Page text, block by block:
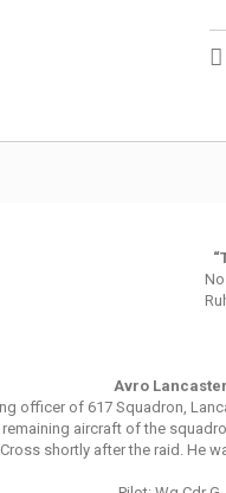
Avro
officer of 617 Squadron,
aircraft of the
Cross shortly after the raid. He